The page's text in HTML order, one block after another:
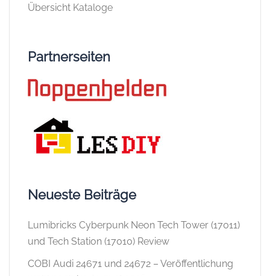
Übersicht Kataloge
Partnerseiten
Neueste Beiträge
Lumibricks Cyberpunk Neon Tech Tower (17011)
und Tech Station (17010) Review
COBI Audi 24671 und 24672 – Veröffentlichung